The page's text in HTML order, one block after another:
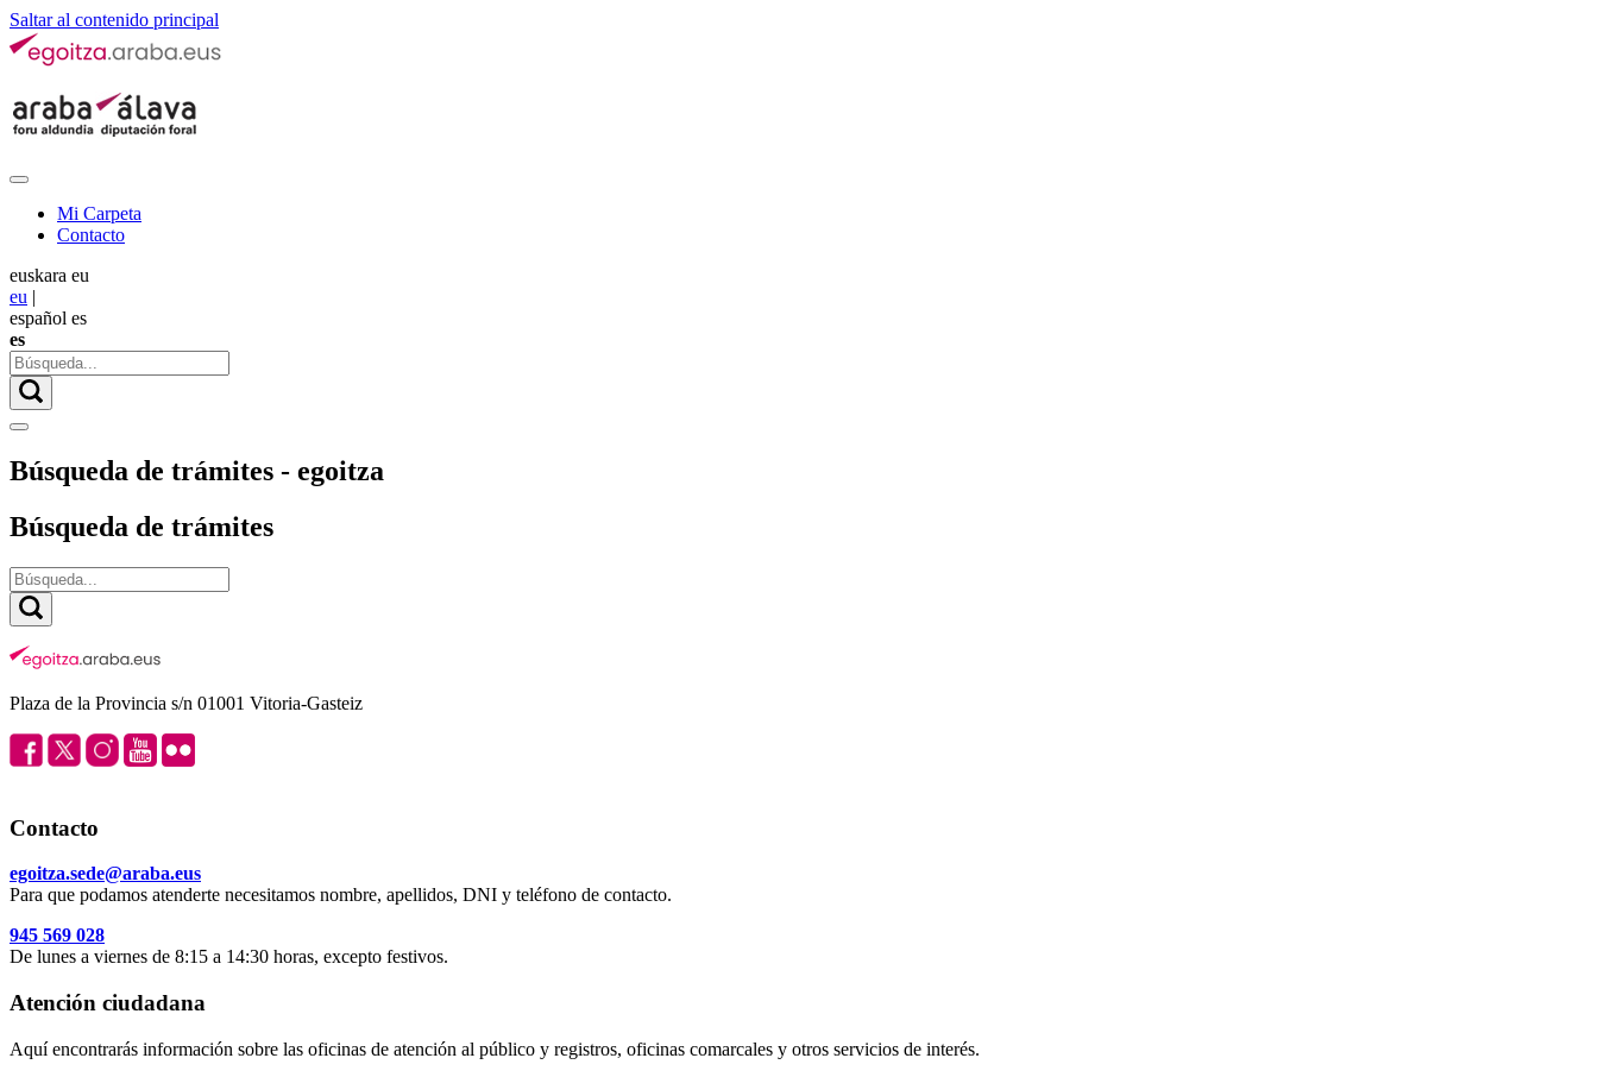
Saltar al contenido principal
Mi Carpeta
Contacto
euskara eu
eu |
español es
es
Búsqueda de trámites - egoitza
Búsqueda de trámites
Plaza de la Provincia s/n 01001 Vitoria-Gasteiz
Contacto
egoitza.sede@araba.eus
Para que podamos atenderte necesitamos nombre, apellidos, DNI y teléfono de contacto.
945 569 028
De lunes a viernes de 8:15 a 14:30 horas, excepto festivos.
Atención ciudadana
Aquí encontrarás información sobre las oficinas de atención al público y registros, oficinas comarcales y otros servicios de interés.